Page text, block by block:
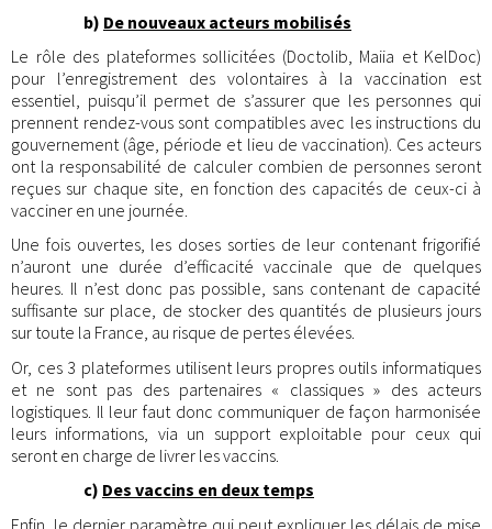
b) De nouveaux acteurs mobilisés
Le rôle des plateformes sollicitées (Doctolib, Maiia et KelDoc)
pour l’enregistrement des volontaires à la vaccination est
essentiel, puisqu’il permet de s’assurer que les personnes qui
prennent rendez-vous sont compatibles avec les instructions du
gouvernement (âge, période et lieu de vaccination). Ces acteurs
ont la responsabilité de calculer combien de personnes seront
reçues sur chaque site, en fonction des capacités de ceux-ci à
vacciner en une journée.
Une fois ouvertes, les doses sorties de leur contenant frigorifié
n’auront une durée d’efficacité vaccinale que de quelques
heures. Il n’est donc pas possible, sans contenant de capacité
suffisante sur place, de stocker des quantités de plusieurs jours
sur toute la France, au risque de pertes élevées.
Or, ces 3 plateformes utilisent leurs propres outils informatiques
et ne sont pas des partenaires « classiques » des acteurs
logistiques. Il leur faut donc communiquer de façon harmonisée
leurs informations, via un support exploitable pour ceux qui
seront en charge de livrer les vaccins.
c) Des vaccins en deux temps
Enfin, le dernier paramètre qui peut expliquer les délais de mise